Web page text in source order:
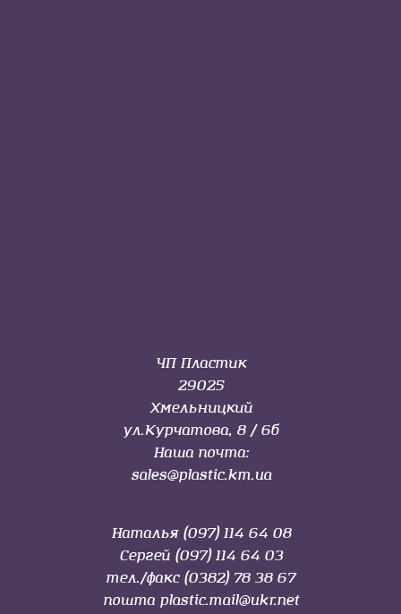
ЧП Пластик
29025
Хмельницкий
ул.Курчатова, 8 / 6б
Наша почта:
sales@plastic.km.ua
Наталья (097) 114 64 08
Сергей (097) 114 64 03
тел./факс (0382) 78 38 67
пошта plastic.mail@ukr.net